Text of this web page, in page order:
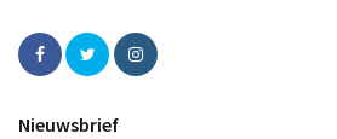
Nieuwsbrief